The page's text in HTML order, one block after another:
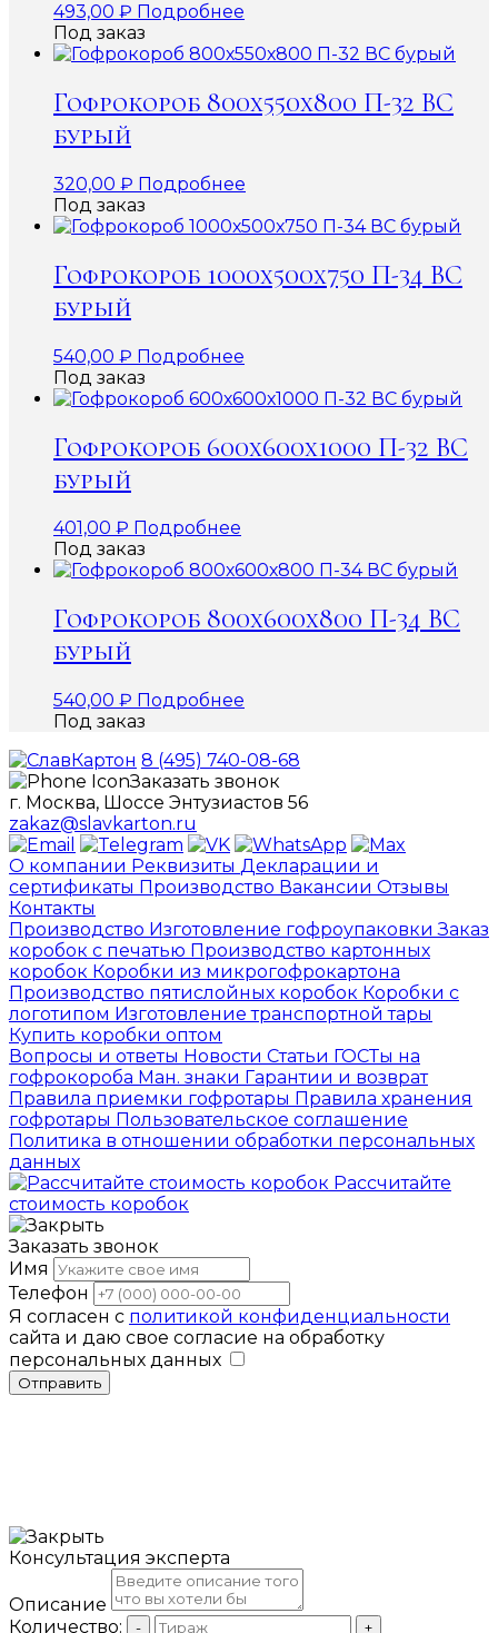
493,00 ₽ Подробнее
Под заказ
Гофрокороб 800х550х800 П-32 ВС
бурый
320,00 ₽ Подробнее
Под заказ
Гофрокороб 1000х500х750 П-34 ВС
бурый
540,00 ₽ Подробнее
Под заказ
Гофрокороб 600х600х1000 П-32 ВС
бурый
401,00 ₽ Подробнее
Под заказ
Гофрокороб 800х600х800 П-34 ВС
бурый
540,00 ₽ Подробнее
Под заказ
8 (495) 740-08-68
Заказать звонок
г. Москва, Шоссе Энтузиастов 56
zakaz@slavkarton.ru
О компании Реквизиты Декларации и
сертификаты Производство Вакансии Отзывы
Контакты
Производство Изготовление гофроупаковкиЗаказ
коробок с печатью Производство картонных
коробок Коробки из микрогофрокартона
Производство пятислойных коробок Коробки с
логотипом Изготовление транспортной тары
Купить коробки оптом
Вопросы и ответы Новости Статьи ГОСТы на
гофрокороба Ман. знаки Гарантии и возврат
Правила приемки гофротары Правила хранения
гофротары Пользовательское соглашение
Политика в отношении обработки персональных
данных
Рассчитайте
стоимость коробок
Заказать звонок
Имя
Телефон
Я согласен с политикой конфиденциальности
сайта и даю свое согласие на обработку
персональных данных
Отправить
Консультация эксперта
Описание
Количество:
- +